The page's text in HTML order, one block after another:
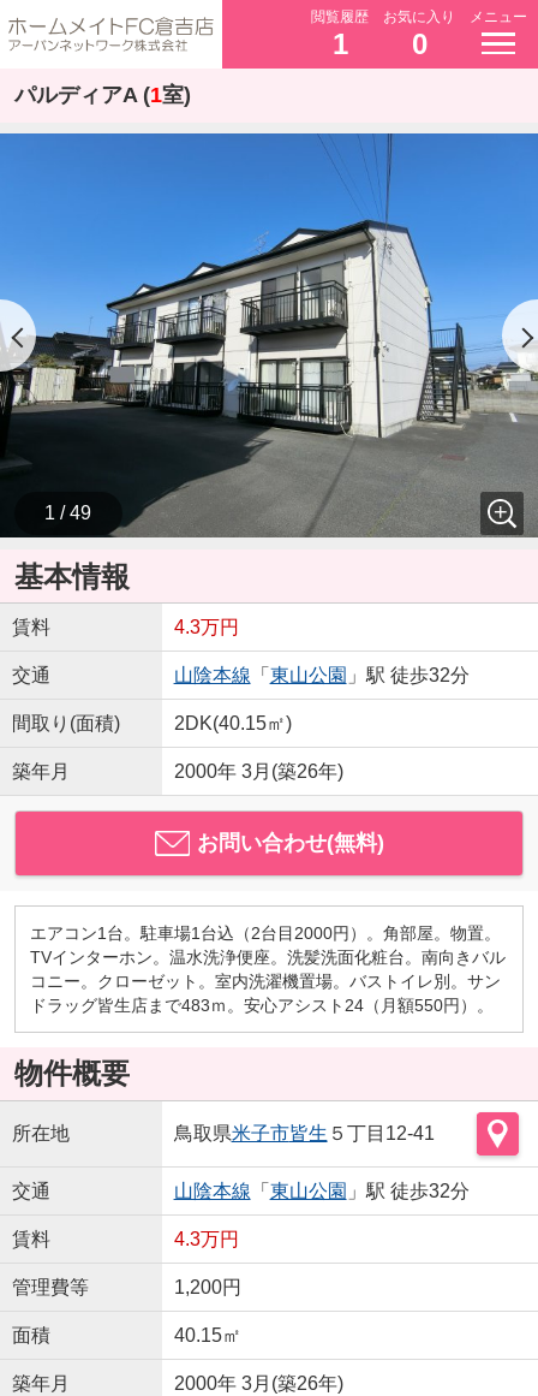
閲覧履歴
1
お気に入り
0
メニュー
パルディアA (1室)
1 / 49
基本情報
賃料 4.3万円
交通 山陰本線 「 東山公園 」駅 徒歩32分
間取り(面積) 2DK(40.15㎡)
築年月 2000年 3月(築26年)
お問い合わせ(無料)
エアコン1台。駐車場1台込（2台目2000円）。角部屋。物置。
TVインターホン。温水洗浄便座。洗髪洗面化粧台。南向きバル
コニー。クローゼット。室内洗濯機置場。バストイレ別。サン
ドラッグ皆生店まで483ｍ。安心アシスト24（月額550円）。
物件概要
所在地 鳥取県米子市皆生 ５丁目12-41
交通 山陰本線 「 東山公園 」駅 徒歩32分
賃料 4.3万円
管理費等 1,200円
面積 40.15㎡
築年月 2000年 3月(築26年)